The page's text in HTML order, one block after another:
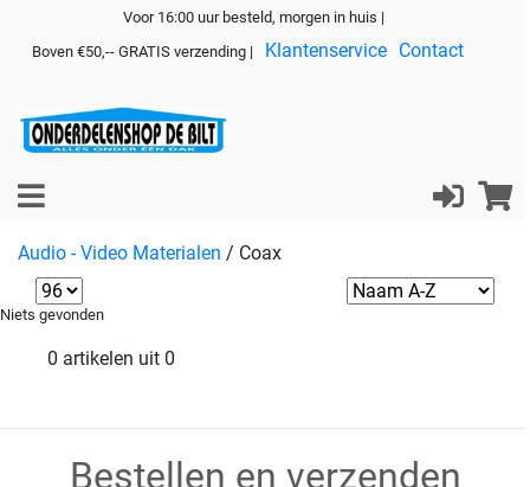
Voor 16:00 uur besteld, morgen in huis |
Boven €50,-- GRATIS verzending |
Klantenservice Contact
Audio - Video Materialen / Coax
Niets gevonden
0 artikelen uit 0
Bestellen en verzenden